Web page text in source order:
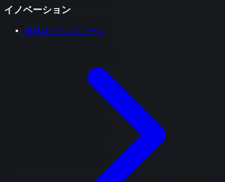
イノベーション
無料AIビジネスツール